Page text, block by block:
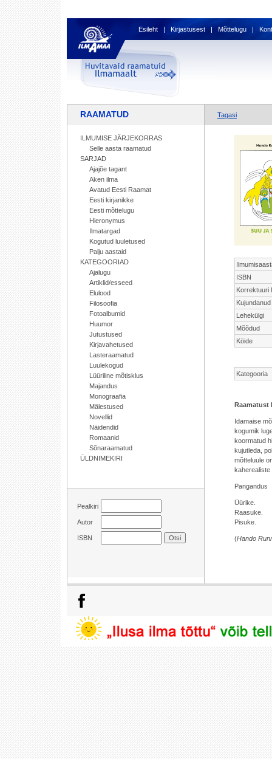
Esileht | Kirjastusest | Mõttelugu |
RAAMATUD
ILMUMISE JÄRJEKORRAS
Selle aasta raamatud
SARJAD
Ajajõe tagant
Aken ilma
Avatud Eesti Raamat
Eesti kirjanikke
Eesti mõttelugu
Hieronymus
Ilmatargad
Kogutud luuletused
Palju aastaid
KATEGOORIAD
Ajalugu
Artiklid/esseed
Elulood
Filosoofia
Fotoalbumid
Huumor
Jutustused
Kirjavahetused
Lasteraamatud
Luulekogud
Lüüriline mõtisklus
Majandus
Monograafia
Mälestused
Novellid
Näidendid
Romaanid
Sõnaraamatud
ÜLDNIMEKIRI
Pealkiri
Autor
ISBN
Tagasi
ISBN
Korrektuuri
Kujundanud
Lehekülgi
Mõõdud
Köide
Kategooria
Raamatust
Idamaise
kogumik
koormatud
kujutleda,
mõtteluule
kaherealiste
Pangandus
Üürike.
Raasuke.
Pisuke.
(Hando